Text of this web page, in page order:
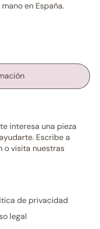
en España.
interesa una pieza
Escribe a
o visita nuestras
de privacidad
legal